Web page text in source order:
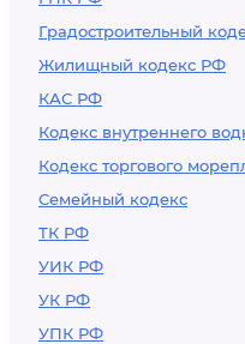
Градостроительный
Жилищный кодекс РФ
КАС РФ
Кодекс внутреннего
Кодекс торгового
Семейный кодекс
ТК РФ
УИК РФ
УК РФ
УПК РФ